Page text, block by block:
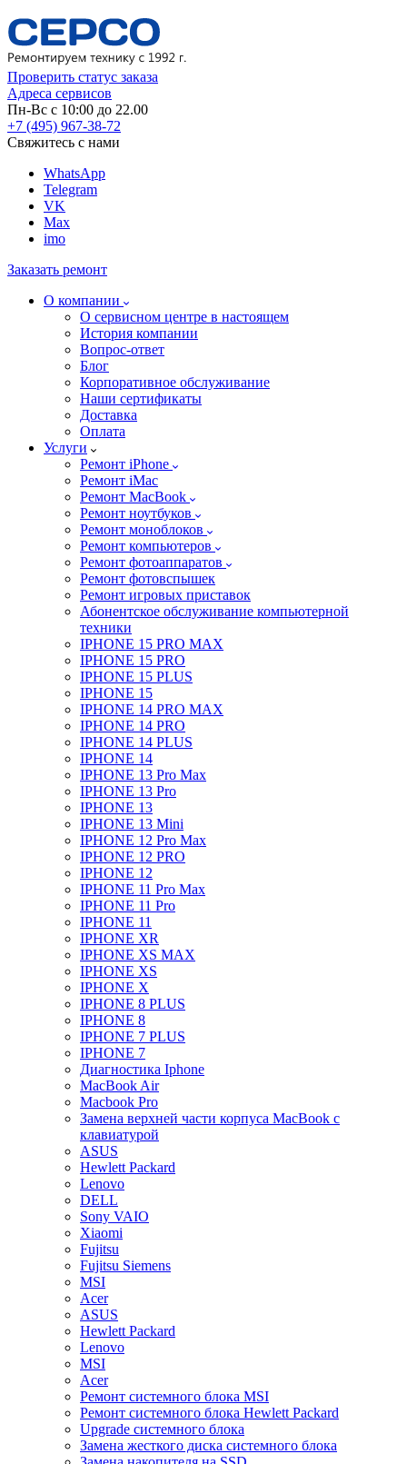
Проверить статус заказа
Адреса сервисов
Пн-Вс с 10:00 до 22.00
+7 (495) 967-38-72
Свяжитесь с нами
WhatsApp
Telegram
VK
Max
imo
Заказать ремонт
О компании
О сервисном центре в настоящем
История компании
Вопрос-ответ
Блог
Корпоративное обслуживание
Наши сертификаты
Доставка
Оплата
Услуги
Ремонт iPhone
Ремонт iMac
Ремонт MacBook
Ремонт ноутбуков
Ремонт моноблоков
Ремонт компьютеров
Ремонт фотоаппаратов
Ремонт фотовспышек
Ремонт игровых приставок
Абонентское обслуживание компьютерной
техники
IPHONE 15 PRO MAX
IPHONE 15 PRO
IPHONE 15 PLUS
IPHONE 15
IPHONE 14 PRO MAX
IPHONE 14 PRO
IPHONE 14 PLUS
IPHONE 14
IPHONE 13 Pro Max
IPHONE 13 Pro
IPHONE 13
IPHONE 13 Mini
IPHONE 12 Pro Max
IPHONE 12 PRO
IPHONE 12
IPHONE 11 Pro Max
IPHONE 11 Pro
IPHONE 11
IPHONE XR
IPHONE XS MAX
IPHONE XS
IPHONE X
IPHONE 8 PLUS
IPHONE 8
IPHONE 7 PLUS
IPHONE 7
Диагностика Iphone
MacBook Air
Macbook Pro
Замена верхней части корпуса MacBook с
клавиатурой
ASUS
Hewlett Packard
Lenovo
DELL
Sony VAIO
Xiaomi
Fujitsu
Fujitsu Siemens
MSI
Acer
ASUS
Hewlett Packard
Lenovo
MSI
Acer
Ремонт системного блока MSI
Ремонт системного блока Hewlett Packard
Upgrade системного блока
Замена жесткого диска системного блока